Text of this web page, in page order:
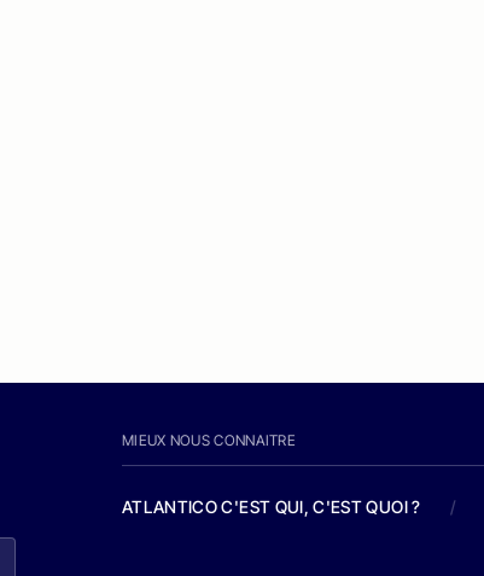
MIEUX NOUS CONNAITRE
ATLANTICO C'EST QUI, C'EST QUOI ? /